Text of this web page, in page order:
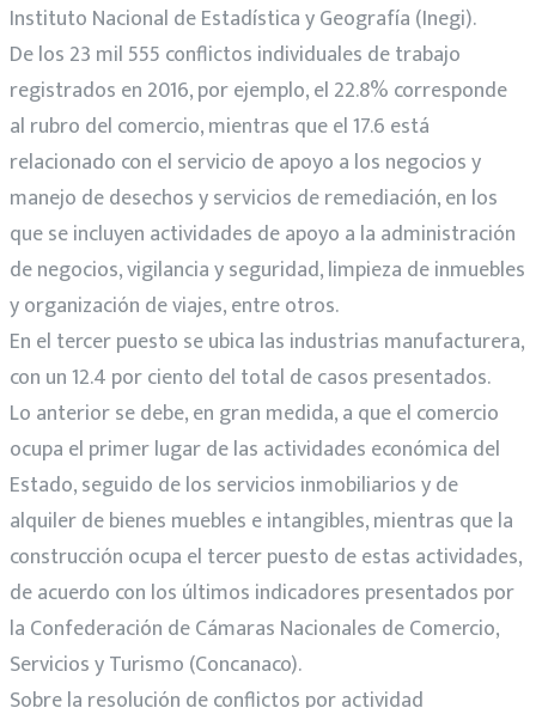
Instituto Nacional de Estadística y Geografía (Inegi).
De los 23 mil 555 conflictos individuales de trabajo
registrados en 2016, por ejemplo, el 22.8% corresponde
al rubro del comercio, mientras que el 17.6 está
relacionado con el servicio de apoyo a los negocios y
manejo de desechos y servicios de remediación, en los
que se incluyen actividades de apoyo a la administración
de negocios, vigilancia y seguridad, limpieza de inmuebles
y organización de viajes, entre otros.
En el tercer puesto se ubica las industrias manufacturera,
con un 12.4 por ciento del total de casos presentados.
Lo anterior se debe, en gran medida, a que el comercio
ocupa el primer lugar de las actividades económica del
Estado, seguido de los servicios inmobiliarios y de
alquiler de bienes muebles e intangibles, mientras que la
construcción ocupa el tercer puesto de estas actividades,
de acuerdo con los últimos indicadores presentados por
la Confederación de Cámaras Nacionales de Comercio,
Servicios y Turismo (Concanaco).
Sobre la resolución de conflictos por actividad